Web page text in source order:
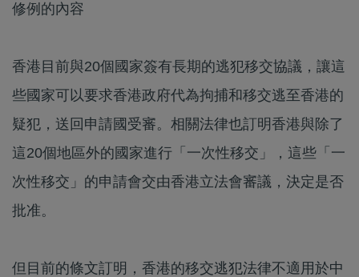
修例的內容
香港目前與20個國家簽有長期的逃犯移交協議，讓這
些國家可以要求香港政府代為拘捕和移交逃至香港的
疑犯，送回申請國受審。相關法律也訂明香港與除了
這20個地區外的國家進行「一次性移交」，這些「一
次性移交」的申請會交由香港立法會審議，決定是否
批准。
但目前的條文訂明，香港的移交逃犯法律不適用於中